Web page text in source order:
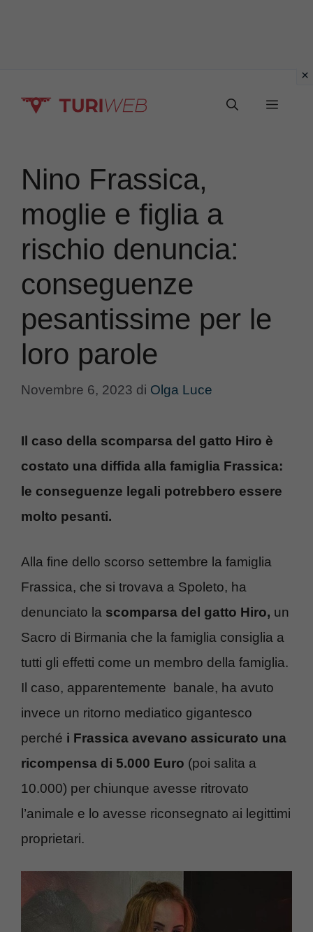
Menu
Nino Frassica,
moglie e figlia a
rischio denuncia:
conseguenze
pesantissime per le
loro parole
Novembre 6, 2023 di Olga Luce
Il caso della scomparsa del gatto Hiro è
costato una diffida alla famiglia Frassica:
le conseguenze legali potrebbero essere
molto pesanti.
Alla fine dello scorso settembre la famiglia
Frassica, che si trovava a Spoleto, ha
denunciato la scomparsa del gatto Hiro, un
Sacro di Birmania che la famiglia consiglia a
tutti gli effetti come un membro della famiglia.
Il caso, apparentemente banale, ha avuto
invece un ritorno mediatico gigantesco
perché i Frassica avevano assicurato una
ricompensa di 5.000 Euro (poi salita a
10.000) per chiunque avesse ritrovato
l’animale e lo avesse riconsegnato ai legittimi
proprietari.